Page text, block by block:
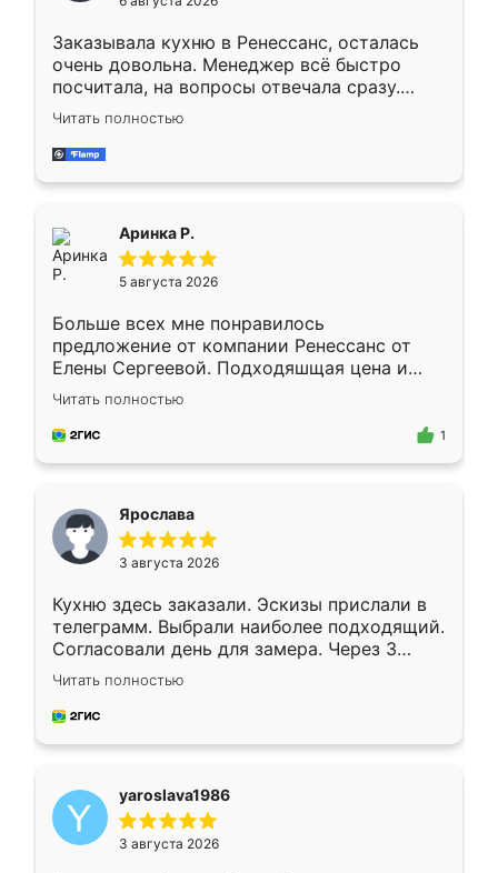
мебели буду заказывать только здесь.
Заказывала кухню в Ренессанс, осталась
очень довольна. Менеджер всё быстро
посчитала, на вопросы отвечала сразу.
Замерщик приехал в субботу, подошёл к
делу со всей ответственностью. Собрали
за день, ребята работали аккуратно, даже
Читать полностью
Аринка Р.
5 августа 2026
Больше всех мне понравилось
предложение от компании Ренессанс от
Елены Сергеевой. Подходяшщая цена и
короткие сроки изготовления. Приехавший
для замера сотрудник Владислав
предложил по моему эскизу самый
Читать полностью
1
Ярослава
3 августа 2026
Кухню здесь заказали. Эскизы прислали в
телеграмм. Выбрали наиболее подходящий.
Согласовали день для замера. Через 3
недели кухня была уже готова. Остались
довольны работой. Спасибо Ренессанс
мебель за качественную работу!
Читать полностью
yaroslava1986
3 августа 2026